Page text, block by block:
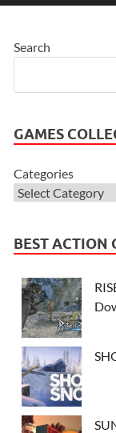
Search
GAMES
Categories
BEST ACTION